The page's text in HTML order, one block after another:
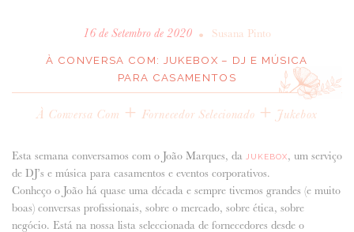
INICIO
BLOG
MELHOR INSPIRAÇÃO
CASAVA-ME AQUI!
FORNECEDORES RECOMENDADOS
ANUNCIE CONNOSCO
16 de Setembro de 2020 • Susana Pinto
À CONVERSA COM: JUKEBOX – DJ E MÚSICA
PARA CASAMENTOS
À Conversa Com +Fornecedor Selecionado + Jukebox
Esta semana conversamos com o João Marques, da JUKEBOX, um serviço
de DJ’s e música para casamentos e eventos corporativos.
Conheço o João há quase uma década e sempre tivemos grandes (e muito
boas) conversas profissionais, sobre o mercado, sobre ética, sobre
negócio. Está na nossa lista seleccionada de fornecedores desde o